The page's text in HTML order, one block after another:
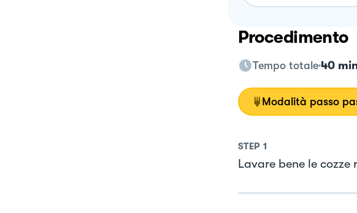
Procedimento
Tempo totale 40
Modalità passo
STEP 1
Lavare bene le